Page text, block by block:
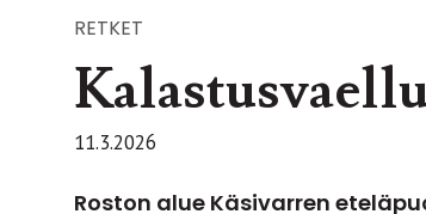
RETKET
11.3.2026
Roston alue Käsivarren